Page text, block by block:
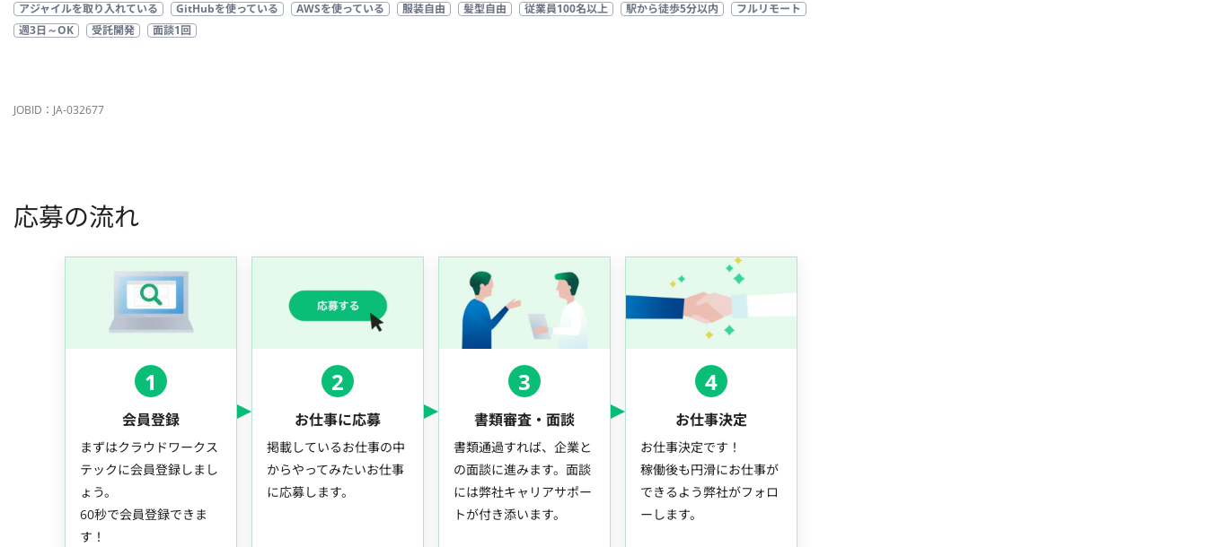
アジャイルを取り入れている GitHubを使っている AWSを使っている 服装自由 髪型自由 従業員100名以上 駅から徒歩5分以内
フルリモート
週3日～OK
受託開発 面談1回
JOBID：JA-032677
応募の流れ
1
会員登録
まずはクラウドワークス
テックに会員登録しまし
ょう。
60秒で会員登録できま
す！
2
お仕事に応募
掲載しているお仕事の中
からやってみたいお仕事
に応募します。
3
書類審査・面談
書類通過すれば、企業と
の面談に進みます。面談
には弊社キャリアサポー
トが付き添います。
4
お仕事決定
お仕事決定です！
稼働後も円滑にお仕事が
できるよう弊社がフォロ
ーします。